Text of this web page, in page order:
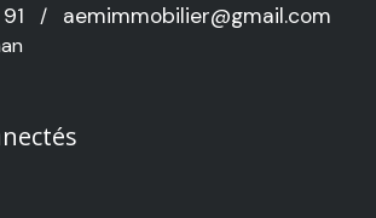
/ aemimmobilier@gmail.com